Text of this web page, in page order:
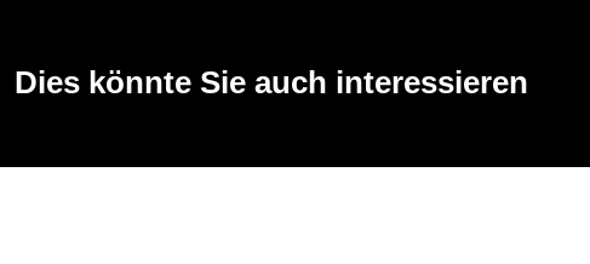
Dies könnte Sie auch interessieren